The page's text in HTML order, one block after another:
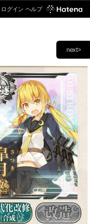
ログイン ヘルプ
next>